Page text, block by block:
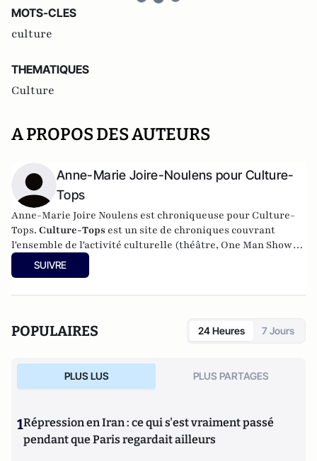
MOTS-CLES
culture
THEMATIQUES
Culture
A PROPOS DES AUTEURS
Anne-Marie Joire-Noulens pour Culture-
Tops
Anne-Marie Joire Noulens est chroniqueuse pour Culture-
Tops. Culture-Tops est un site de chroniques couvrant
l'ensemble de l'activité culturelle (théâtre, One Man Shows,
opéras, ballets, spectacles divers, cinéma, expos, livres,
etc.). Culture-Tops a été créé en novembre 2013 par Jacques
SUIVRE
POPULAIRES 24 Heures 7 Jours
PLUS LUS PLUS PARTAGES
1Répression en Iran : ce qui s'est vraiment passé
pendant que Paris regardait ailleurs